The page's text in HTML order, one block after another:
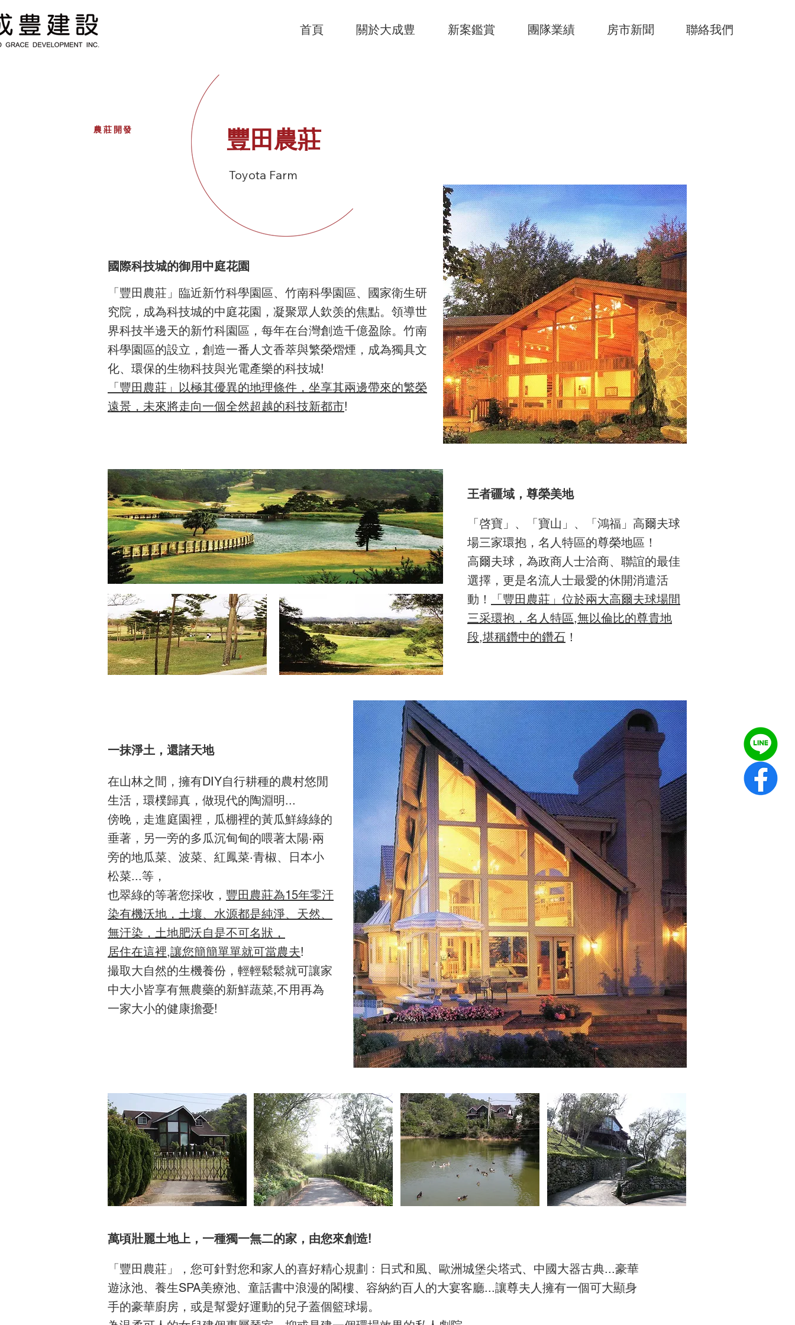
首頁 關於大成豊 新案鑑賞 團隊業績 房市新聞 聯絡我們
農莊開發
國際科技城的御用中庭花園
Toyota Farm
豐田農莊
「豐田農莊」臨近新竹科學園區、竹南科學園區、國家衛生研
究院，成為科技城的中庭花園，凝聚眾人欽羡的焦點。領導世
界科技半邊天的新竹科園區，每年在台灣創造千億盈除。竹南
科學園區的設立，創造一番人文香萃與繁榮熠煙，成為獨具文
化、環保的生物科技與光電產樂的科技城!
「豐田農莊」以極其優異的地理條件，坐享其兩邊帶來的繁榮
遠景，未來將走向一個全然超越的科技新都市!
王者疆域，尊榮美地
「啓寶」、「寶山」、「鴻福」高爾夫球
場三家環抱，名人特區的尊榮地區！
高爾夫球，為政商人士洽商、聯誼的最佳
選擇，更是名流人士最愛的休開消遣活
動！
「豐田農莊」位於兩大高爾夫球場間
三采環抱，名人特區,無以倫比的尊貴地
段,堪稱鑽中的鑽石 ！
一抹淨土，還諸天地
​在山林之間，擁有DIY自行耕種的農村悠閒
生活，環樸歸真，做現代的陶淵明...
傍晚，走進庭園裡，瓜棚裡的黃瓜鮮綠綠的
垂著，另一旁的多瓜沉甸甸的喂著太陽·兩
旁的地瓜菜、波菜、紅鳳菜·青椒、日本小
松菜...等，
也翠綠的等著您採收， 豐田農莊為15年零汙
染有機沃地，土壤、水源都是純淨、天然、
無汙染，土地肥沃自是不可名狀，
居住在這裡,讓您簡簡單單就可當農夫!
撮取大自然的生機養份，輕輕鬆鬆就可讓家
中大小皆享有無農藥的新鮮蔬菜,不用再為
一家大小的健康擔憂!
萬頃壯麗土地上，一種獨一無二的家，由您來創造!
「豐田農莊」，您可針對您和家人的喜好精心規劃﹕日式和風、歐洲城堡尖塔式、中國大器古典...豪華
遊泳池、養生SPA美療池、童話書中浪漫的閣樓、容納約百人的大宴客廳...讓尊夫人擁有一個可大顯身
手的豪華廚房，或是幫愛好運動的兒子蓋個籃球場。